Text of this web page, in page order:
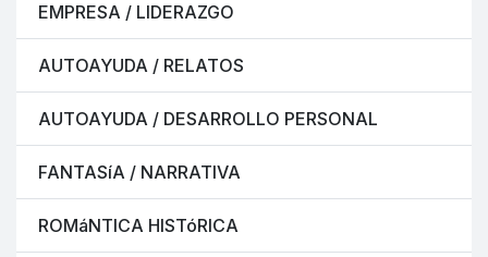
EMPRESA / LIDERAZGO
AUTOAYUDA / RELATOS
AUTOAYUDA / DESARROLLO PERSONAL
FANTASíA / NARRATIVA
ROMáNTICA HISTóRICA